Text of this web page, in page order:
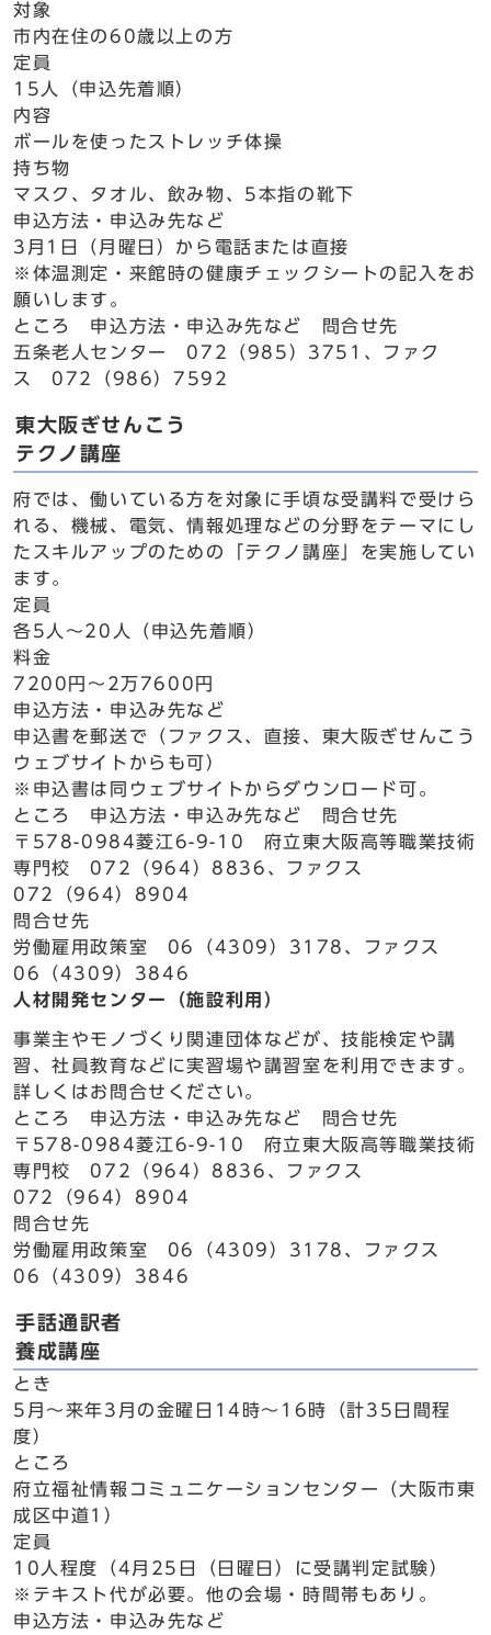
対象
市内在住の60歳以上の方
定員
15人（申込先着順）
内容
ボールを使ったストレッチ体操
持ち物
マスク、タオル、飲み物、5本指の靴下
申込方法・申込み先など
3月1日（月曜日）から電話または直接
※体温測定・来館時の健康チェックシートの記入をお
願いします。
ところ 申込方法・申込み先など 問合せ先
五条老人センター 072（985）3751、ファク
ス 072（986）7592
東大阪ぎせんこう
テクノ講座
府では、働いている方を対象に手頃な受講料で受けら
れる、機械、電気、情報処理などの分野をテーマにし
たスキルアップのための「テクノ講座」を実施してい
ます。
定員
各5人～20人（申込先着順）
料金
7200円～2万7600円
申込方法・申込み先など
申込書を郵送で（ファクス、直接、東大阪ぎせんこう
ウェブサイトからも可）
※申込書は同ウェブサイトからダウンロード可。
ところ 申込方法・申込み先など 問合せ先
〒578-0984菱江6-9-10 府立東大阪高等職業技術
専門校 072（964）8836、ファクス
072（964）8904
問合せ先
労働雇用政策室 06（4309）3178、ファクス
06（4309）3846
人材開発センター（施設利用）
事業主やモノづくり関連団体などが、技能検定や講
習、社員教育などに実習場や講習室を利用できます。
詳しくはお問合せください。
ところ 申込方法・申込み先など 問合せ先
〒578-0984菱江6-9-10 府立東大阪高等職業技術
専門校 072（964）8836、ファクス
072（964）8904
問合せ先
労働雇用政策室 06（4309）3178、ファクス
06（4309）3846
手話通訳者
養成講座
とき
5月～来年3月の金曜日14時～16時（計35日間程
度）
ところ
府立福祉情報コミュニケーションセンター（大阪市東
成区中道1）
定員
10人程度（4月25日（日曜日）に受講判定試験）
※テキスト代が必要。他の会場・時間帯もあり。
申込方法・申込み先など